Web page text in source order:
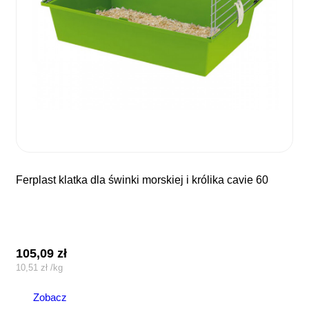
ferplast klatka dla świnki morskiej i królika cavie 60
105,09zł
10,51 zł /kg
Zobacz